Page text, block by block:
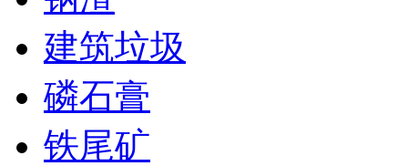
建筑垃圾
磷石膏
铁尾矿